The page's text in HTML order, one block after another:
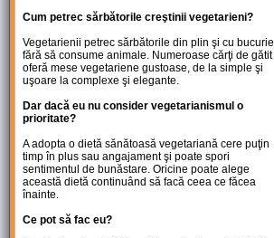
Cum petrec sărbătorile creştinii vegetarieni?
Vegetarienii petrec sărbătorile din plin şi cu bucurie
fără să consume animale. Numeroase cărţi de gătit
oferă mese vegetariene gustoase, de la simple şi
uşoare la complexe şi elegante.
Dar dacă eu nu consider vegetarianismul o
prioritate?
A adopta o dietă sănătoasă vegetariană cere puţin
timp în plus sau angajament şi poate spori
sentimentul de bunăstare. Oricine poate alege
această dietă continuând să facă ceea ce făcea
înainte.
Ce pot să fac eu?